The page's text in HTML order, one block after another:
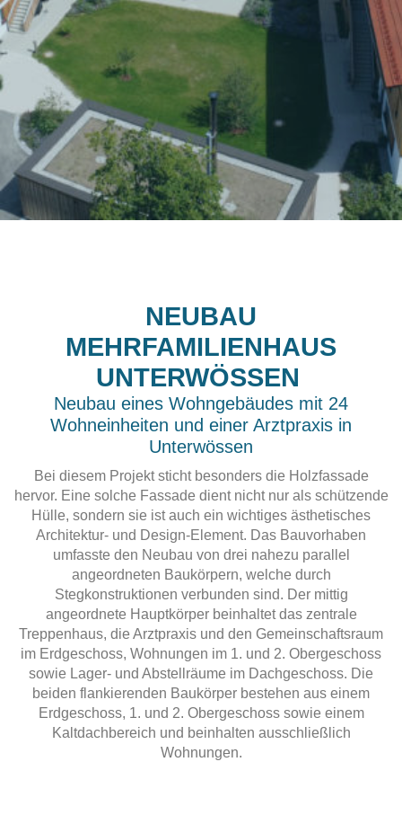
NEUBAU
MEHRFAMILIENHAUS
UNTERWÖSSEN
Neubau eines Wohngebäudes mit 24
Wohneinheiten und einer Arztpraxis in
Unterwössen
Bei diesem Projekt sticht besonders die Holzfassade
hervor. Eine solche Fassade dient nicht nur als schützende
Hülle, sondern sie ist auch ein wichtiges ästhetisches
Architektur- und Design-Element. Das Bauvorhaben
umfasste den Neubau von drei nahezu parallel
angeordneten Baukörpern, welche durch
Stegkonstruktionen verbunden sind. Der mittig
angeordnete Hauptkörper beinhaltet das zentrale
Treppenhaus, die Arztpraxis und den Gemeinschaftsraum
im Erdgeschoss, Wohnungen im 1. und 2. Obergeschoss
sowie Lager- und Abstellräume im Dachgeschoss. Die
beiden flankierenden Baukörper bestehen aus einem
Erdgeschoss, 1. und 2. Obergeschoss sowie einem
Kaltdachbereich und beinhalten ausschließlich
Wohnungen.